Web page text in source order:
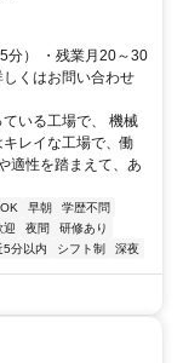
分） ・残業月20～30
くはお問い合わせ
いる工場で、 機械
レイな工場で、働
適性を踏まえて、あ
早朝
学歴不問
迎 夜間
研修あり
5分以内 シフト制 深夜